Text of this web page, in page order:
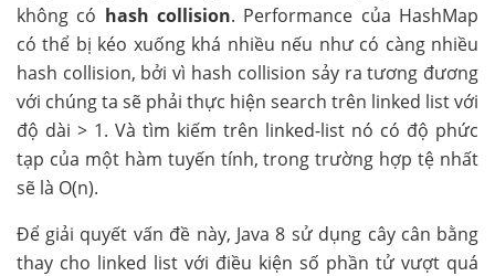
không có hash collision. Performance của HashMap
có thể bị kéo xuống khá nhiều nếu như có càng nhiều
hash collision, bởi vì hash collision sảy ra tương đương
với chúng ta sẽ phải thực hiện search trên linked list với
độ dài > 1. Và tìm kiếm trên linked-list nó có độ phức
tạp của một hàm tuyến tính, trong trường hợp tệ nhất
sẽ là O(n).
Để giải quyết vấn đề này, Java 8 sử dụng cây cân bằng
thay cho linked list với điều kiện số phần tử vượt quá